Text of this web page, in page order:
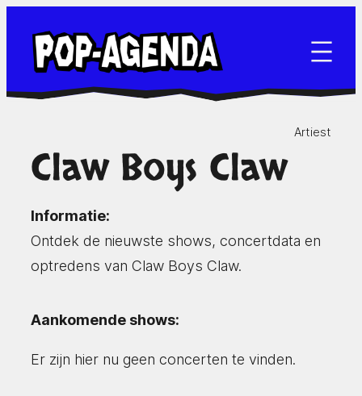
naar
inhoud
Artiest
Claw Boys Claw
Informatie:
Ontdek de nieuwste shows, concertdata en
optredens van Claw Boys Claw.
Aankomende shows:
Er zijn hier nu geen concerten te vinden.